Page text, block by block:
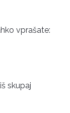
vprašate:
skupaj